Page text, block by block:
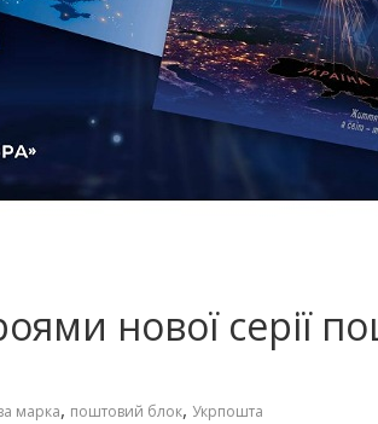
нової серії
марка, поштовий блок, Укрпошта